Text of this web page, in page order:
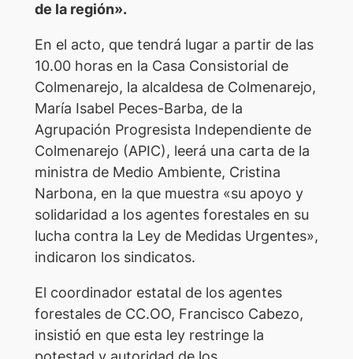
de la región».
En el acto, que tendrá lugar a partir de las
10.00 horas en la Casa Consistorial de
Colmenarejo, la alcaldesa de Colmenarejo,
María Isabel Peces-Barba, de la
Agrupación Progresista Independiente de
Colmenarejo (APIC), leerá una carta de la
ministra de Medio Ambiente, Cristina
Narbona, en la que muestra «su apoyo y
solidaridad a los agentes forestales en su
lucha contra la Ley de Medidas Urgentes»,
indicaron los sindicatos.
El coordinador estatal de los agentes
forestales de CC.OO, Francisco Cabezo,
insistió en que esta ley restringe la